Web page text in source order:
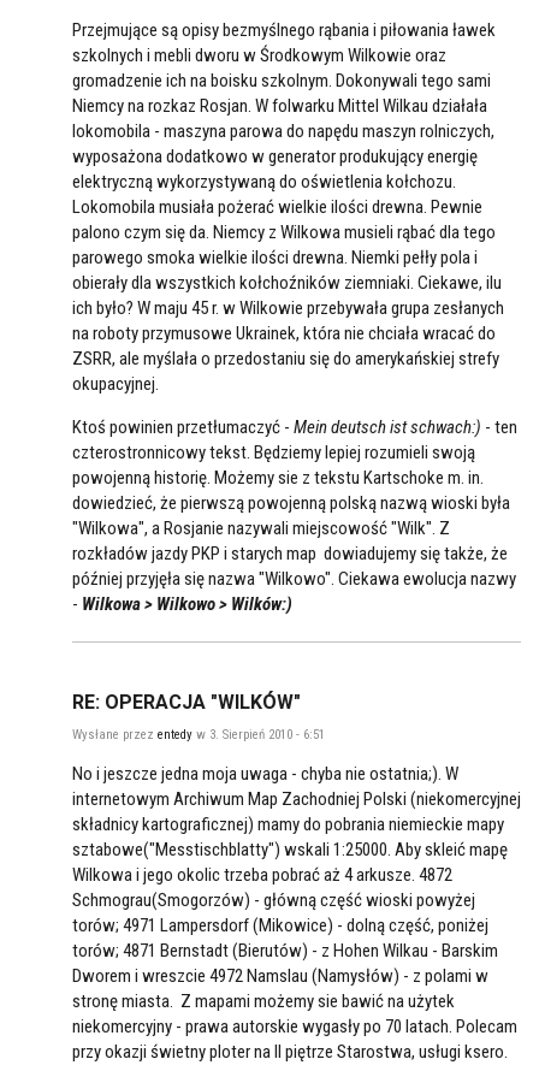
Przejmujące są opisy bezmyślnego rąbania i piłowania ławek
szkolnych i mebli dworu w Środkowym Wilkowie oraz
gromadzenie ich na boisku szkolnym. Dokonywali tego sami
Niemcy na rozkaz Rosjan. W folwarku Mittel Wilkau działała
lokomobila - maszyna parowa do napędu maszyn rolniczych,
wyposażona dodatkowo w generator produkujący energię
elektryczną wykorzystywaną do oświetlenia kołchozu.
Lokomobila musiała pożerać wielkie ilości drewna. Pewnie
palono czym się da. Niemcy z Wilkowa musieli rąbać dla tego
parowego smoka wielkie ilości drewna. Niemki pełły pola i
obierały dla wszystkich kołchoźników ziemniaki. Ciekawe, ilu
ich było? W maju 45 r. w Wilkowie przebywała grupa zesłanych
na roboty przymusowe Ukrainek, która nie chciała wracać do
ZSRR, ale myślała o przedostaniu się do amerykańskiej strefy
okupacyjnej.
Ktoś powinien przetłumaczyć - Mein deutsch ist schwach:) - ten
czterostronnicowy tekst. Będziemy lepiej rozumieli swoją
powojenną historię. Możemy sie z tekstu Kartschoke m. in.
dowiedzieć, że pierwszą powojenną polską nazwą wioski była
"Wilkowa", a Rosjanie nazywali miejscowość "Wilk". Z
rozkładów jazdy PKP i starych map dowiadujemy się także, że
później przyjęła się nazwa "Wilkowo". Ciekawa ewolucja nazwy
- Wilkowa > Wilkowo > Wilków:)
RE: OPERACJA "WILKÓW"
Wysłane przez entedy w 3. Sierpień 2010 - 6:51
No i jeszcze jedna moja uwaga - chyba nie ostatnia;). W
internetowym Archiwum Map Zachodniej Polski (niekomercyjnej
składnicy kartograficznej) mamy do pobrania niemieckie mapy
sztabowe("Messtischblatty") wskali 1:25000. Aby skleić mapę
Wilkowa i jego okolic trzeba pobrać aż 4 arkusze. 4872
Schmograu(Smogorzów) - główną część wioski powyżej
torów; 4971 Lampersdorf (Mikowice) - dolną część, poniżej
torów; 4871 Bernstadt (Bierutów) - z Hohen Wilkau - Barskim
Dworem i wreszcie 4972 Namslau (Namysłów) - z polami w
stronę miasta. Z mapami możemy sie bawić na użytek
niekomercyjny - prawa autorskie wygasły po 70 latach. Polecam
przy okazji świetny ploter na II piętrze Starostwa, usługi ksero.